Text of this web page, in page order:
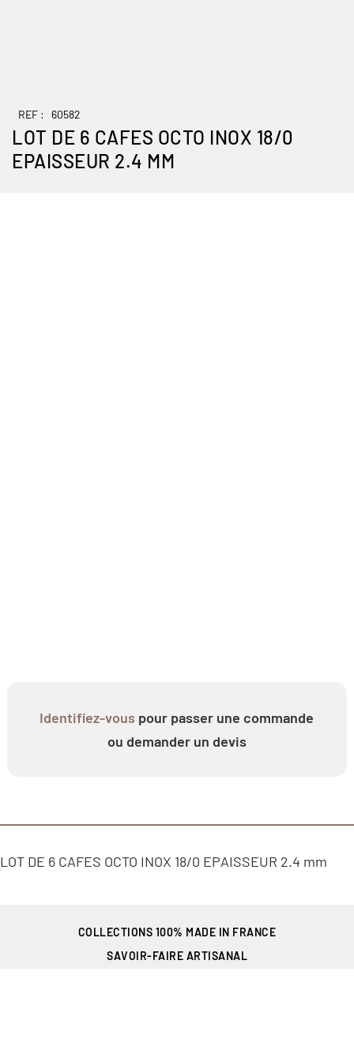
REF : 60582
LOT DE 6 CAFES OCTO INOX 18/0
EPAISSEUR 2.4 MM
Identifiez-vous pour passer une commande
ou demander un devis
LOT DE 6 CAFES OCTO INOX 18/0 EPAISSEUR 2.4 mm
COLLECTIONS 100% MADE IN FRANCE
SAVOIR-FAIRE ARTISANAL